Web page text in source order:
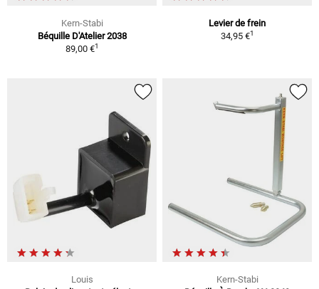
Kern-Stabi
Béquille D'Atelier 2038
89,00 €1
Levier de frein
34,95 €1
Louis
Kern-Stabi